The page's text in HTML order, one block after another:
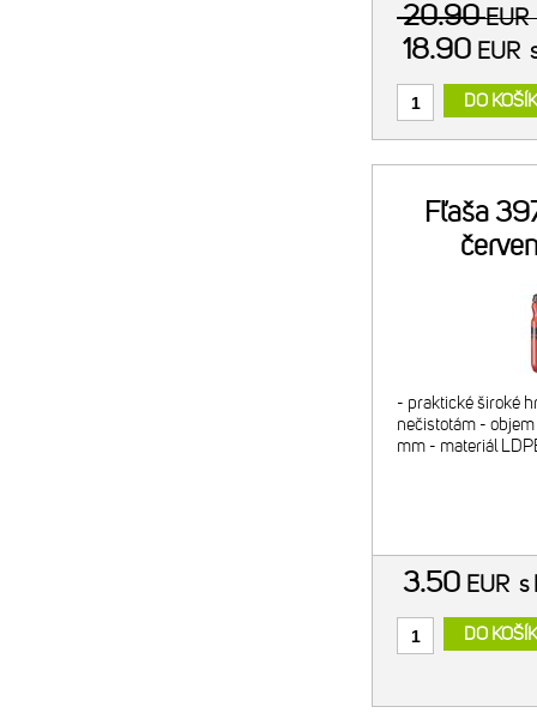
20.90EUR
18.90 EUR
DO
Fľaša
- praktické široké
nečistotám -
mm - materiál
3.50 EUR s
DO